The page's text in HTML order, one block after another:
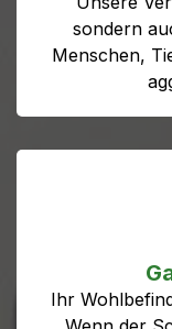
sondern
Menschen,
Ihr